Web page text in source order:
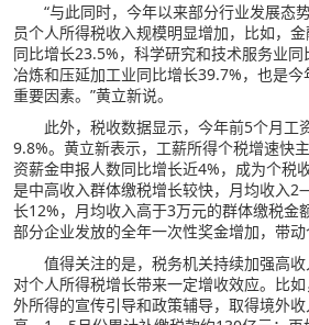
“与此同时，今年以来部分行业发展态
员个人所得税收入规模明显增加，比如，
同比增长23.5%，科学研究和技术服务业
冶炼和压延加工业同比增长39.7%，也是
重要因素。”黄立新说。
此外，税收数据显示，今年前5个月工
9.8%。黄立新表示，工薪所得个税增速快
资薪金申报人数同比增长近4%，成为个税
是中高收入群体缴税增长较快，月均收入
长12%，月均收入高于3万元的群体缴税金
部分企业发放的全年一次性奖金增加，带动
值得关注的是，税务机关持续加强高收
对个人所得税增长带来一定增收效应。比
外所得的宣传引导和政策辅导，取得境外